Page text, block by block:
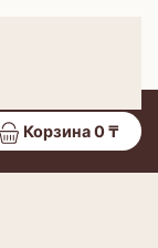
Корзина 0 ₸